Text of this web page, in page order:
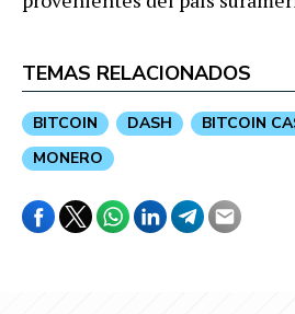
TEMAS RELACIONADOS
BITCOIN DASH BITCOIN
MONERO